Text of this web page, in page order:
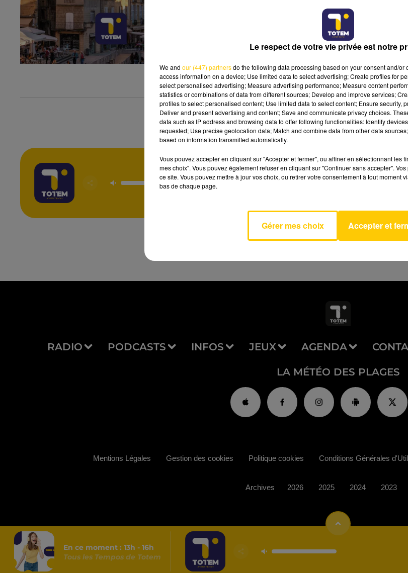
Ecoutez sur Totem l'information à Tulle, Brive,
Nord du Lot et le pays sarladais avec les
nos journalistes sur le terrain.
AVEYRON NORD
RADIO PODCASTS INFOS JEUX AGENDA
LA MÉTÉO DES PLAGES
En ce moment : 13h - 16h
Tous les Tempos de Totem
Mentions Légales Gestion des cookies Politique cookies Conditions Générales
Archives 2026 2025 2024 2023
Le respect de votre vie privée est notre
We and our (447) partnersdo the following data processing based on your consent and/or
access information on a device; Use limited data to select advertising; Create profiles for
select personalised advertising; Measure advertising performance; Measure content
statistics or combinations of data from different sources; Develop and improve services;
profiles to select personalised content; Use limited data to select content; Ensure security,
Deliver and present advertising and content; Save and communicate privacy choices.
data such as IP address and browsing data to offer following functionalities: Identify
requested; Use precise geolocation data; Match and combine data from other data
based on information transmitted automatically.
Vous pouvez accepter en cliquant sur "Accepter et fermer", ou affiner en sélectionnant les
mes choix". Vous pouvez également refuser en cliquant sur "Continuer sans accepter".
ce site. Vous pouvez mettre à jour vos choix, ou retirer votre consentement à tout moment
bas de chaque page.
Gérer mes choix Accepter et